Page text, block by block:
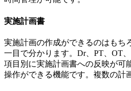
実施計画書
実施計画の作成ができるのはもち
一目で分かります。Dr、PT、OT
項目別に実施計画書への反映が可
操作ができる機能です。複数の計